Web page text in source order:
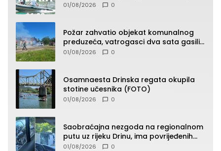
01/08/2026 0
Požar zahvatio objekat komunalnog
preduzeća, vatrogasci dva sata gasili
vatru (FOTO)
01/08/2026 0
Osamnaesta Drinska regata okupila
stotine učesnika (FOTO)
01/08/2026 0
Saobraćajna nezgoda na regionalnom
putu uz rijeku Drinu, ima povrijeđenih
lica (FOTO)
01/08/2026 0